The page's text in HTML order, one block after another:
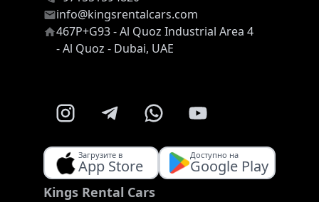
info@kingsrentalcars.com
467P+G93 - Al Quoz Industrial Area 4
- Al Quoz - Dubai, UAE
Загрузите в
App Store
Доступно на
Google Play
Kings Rental Cars